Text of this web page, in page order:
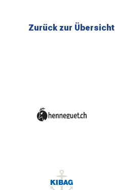
Zurück zur Übersicht